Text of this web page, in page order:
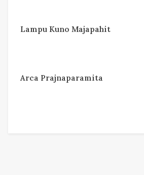
Lampu Kuno Majapahit
Arca Prajnaparamita